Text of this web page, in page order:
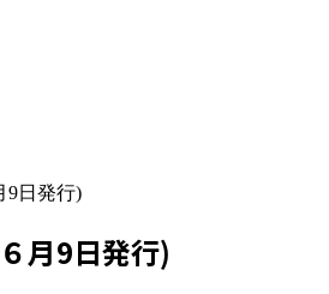
9日発行)
月9日発行)